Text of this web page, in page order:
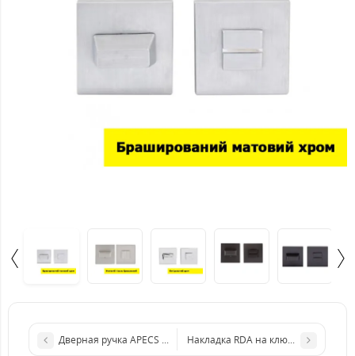
Дверная ручка APECS 0426 Накладка RDA на ключевое